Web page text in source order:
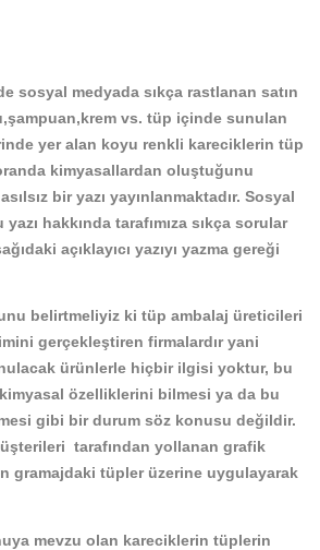
medyada sıkça rastlanan satın
vs. tüp içinde sunulan
yer alan koyu renkli kareciklerin tüp
kimyasallardan oluştuğunu
bir yazı yayınlanmaktadır. Sosyal
hakkında tarafımıza sıkça sorular
açıklayıcı yazıyı yazma gereği
ki tüp ambalaj üreticileri
gerçekleştiren firmalardır yani
ürünlerle hiçbir ilgisi yoktur, bu
özelliklerini bilmesi ya da bu
gibi bir durum söz konusu değildir.
tarafından yollanan grafik
gramajdaki tüpler üzerine uygulayarak
olan kareciklerin tüplerin